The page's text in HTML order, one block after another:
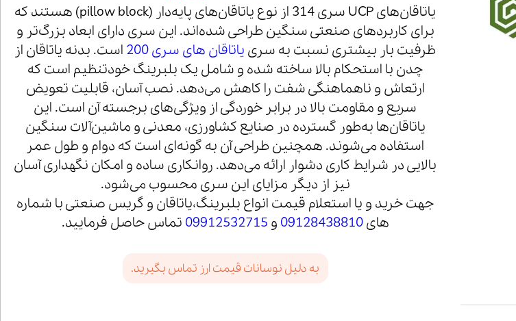
یاتاقان‌های UCP سری 314 از نوع یاتاقان‌های پایه‌دار (pillow block) هستند که
برای کاربردهای صنعتی سنگین طراحی شده‌اند. این سری دارای ابعاد بزرگ‌تر و
ظرفیت بار بیشتری نسبت به سری یاتاقان های سری 200
است. بدنه یاتاقان از
چدن با استحکام بالا ساخته شده و شامل یک بلبرینگ خودتنظیم است که
ارتعاش و ناهماهنگی شفت را کاهش می‌دهد. نصب آسان، قابلیت تعویض
سریع و مقاومت بالا در برابر خوردگی از ویژگی‌های برجسته آن است. این
یاتاقان‌ها به‌طور گسترده در صنایع کشاورزی، معدنی و ماشین‌آلات سنگین
استفاده می‌شوند. همچنین طراحی آن به گونه‌ای است که دوام و طول عمر
بالایی در شرایط کاری دشوار ارائه می‌دهد. روانکاری ساده و امکان نگهداری آسان
نیز از دیگر مزایای این سری محسوب می‌شود.
جهت خرید و یا استعلام قیمت انواع بلبرینگ،یاتاقان و گریس صنعتی با شماره
های09128438810 و 09912532715 تماس حاصل فرمایید.
به دلیل نوسانات قیمت ارز تماس بگیرید.